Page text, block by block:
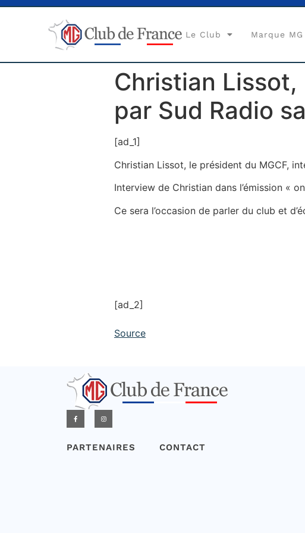
Le Club Marque MG
Christian
par Sud Radio
[ad_1]
Christian Lissot, le président du MGCF,
Interview de Christian dans l’émission «
Ce sera l’occasion de parler du club et
[ad_2]
Source
PARTENAIRES CONTACT